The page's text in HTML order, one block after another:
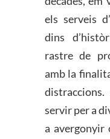
els serveis
dins
rastre de
amb la
servir per a
a avergonyir